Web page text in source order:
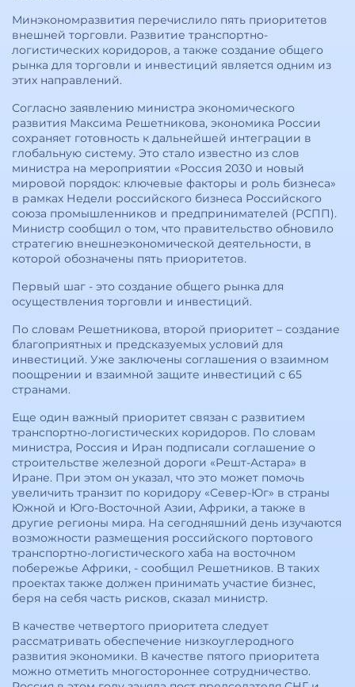
Минэкономразвития перечислило пять приоритетов
внешней торговли. Развитие транспортно-
логистических коридоров, а также создание общего
рынка для торговли и инвестиций является одним из
этих направлений.
Согласно заявлению министра экономического
развития Максима Решетникова, экономика России
сохраняет готовность к дальнейшей интеграции в
глобальную систему. Это стало известно из слов
министра на мероприятии «Россия 2030 и новый
мировой порядок: ключевые факторы и роль бизнеса»
в рамках Недели российского бизнеса Российского
союза промышленников и предпринимателей (РСПП).
Министр сообщил о том, что правительство обновило
стратегию внешнеэкономической деятельности, в
которой обозначены пять приоритетов.
Первый шаг - это создание общего рынка для
осуществления торговли и инвестиций.
По словам Решетникова, второй приоритет – создание
благоприятных и предсказуемых условий для
инвестиций. Уже заключены соглашения о взаимном
поощрении и взаимной защите инвестиций с 65
странами.
Еще один важный приоритет связан с развитием
транспортно-логистических коридоров. По словам
министра, Россия и Иран подписали соглашение о
строительстве железной дороги «Решт-Астара» в
Иране. При этом он указал, что это может помочь
увеличить транзит по коридору «Север-Юг» в страны
Южной и Юго-Восточной Азии, Африки, а также в
другие регионы мира. На сегодняшний день изучаются
возможности размещения российского портового
транспортно-логистического хаба на восточном
побережье Африки, - сообщил Решетников. В таких
проектах также должен принимать участие бизнес,
беря на себя часть рисков, сказал министр.
В качестве четвертого приоритета следует
рассматривать обеспечение низкоуглеродного
развития экономики. В качестве пятого приоритета
можно отметить многостороннее сотрудничество.